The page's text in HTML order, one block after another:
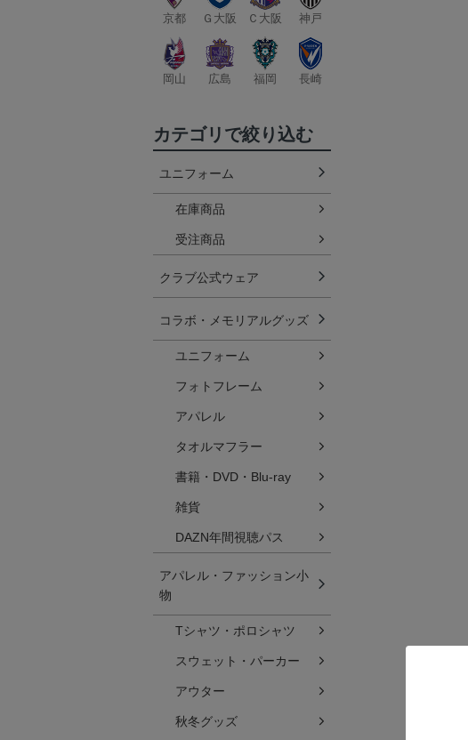
京都 Ｇ大阪 Ｃ大阪 神戸
岡山 広島 福岡 長崎
カテゴリで絞り込む
ユニフォーム
在庫商品
受注商品
クラブ公式ウェア
コラボ・メモリアルグッズ
ユニフォーム
フォトフレーム
アパレル
タオルマフラー
書籍・DVD・Blu-ray
雑貨
DAZN年間視聴パス
アパレル・ファッション小
物
Tシャツ・ポロシャツ
スウェット・パーカー
アウター
秋冬グッズ